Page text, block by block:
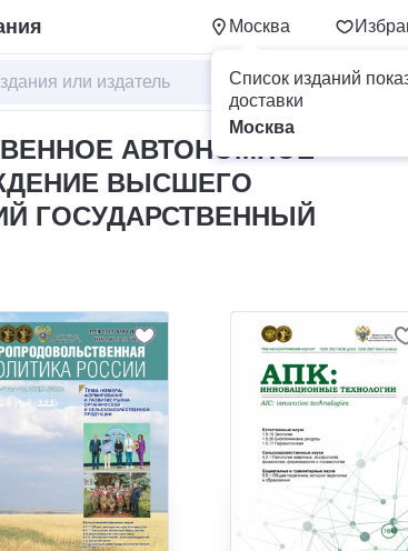
Москва
Список изданий
доставки
Москва
АВТОНОМНОЕ
ВЫСШЕГО
ГОСУДАРСТВЕННЫЙ